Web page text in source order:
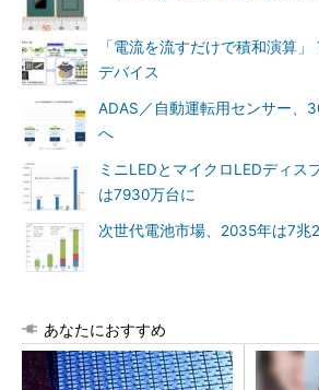
「電流を流すだけで積和演算
デバイス
ADAS／自動運転用センサー、
へ
ミニLEDとマイクロLEDディス
は7930万台に
次世代電池市場、2035年は7兆
あなたにおすすめ